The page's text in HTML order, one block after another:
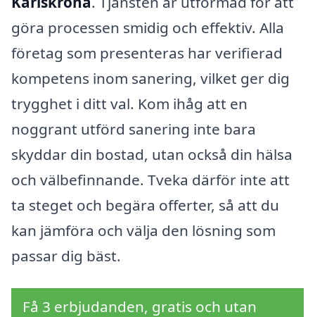
göra processen smidig och effektiv. Alla
företag som presenteras har verifierad
kompetens inom sanering, vilket ger dig
trygghet i ditt val. Kom ihåg att en
noggrant utförd sanering inte bara
skyddar din bostad, utan också din hälsa
och välbefinnande. Tveka därför inte att
ta steget och begära offerter, så att du
kan jämföra och välja den lösning som
passar dig bäst.
Få 3 erbjudanden, gratis och utan